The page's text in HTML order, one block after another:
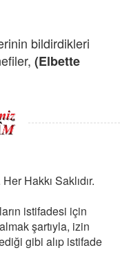
bildirdikleri
(Elbette
Hakkı Saklıdır.
istifadesi için
şartıyla, izin
gibi alıp istifade